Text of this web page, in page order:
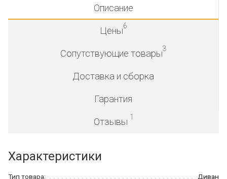
Описание
Цены6
Сопутствующие товары3
Доставка и сборка
Гарантия
Отзывы 1
Характеристики
Тип товара:
Диван